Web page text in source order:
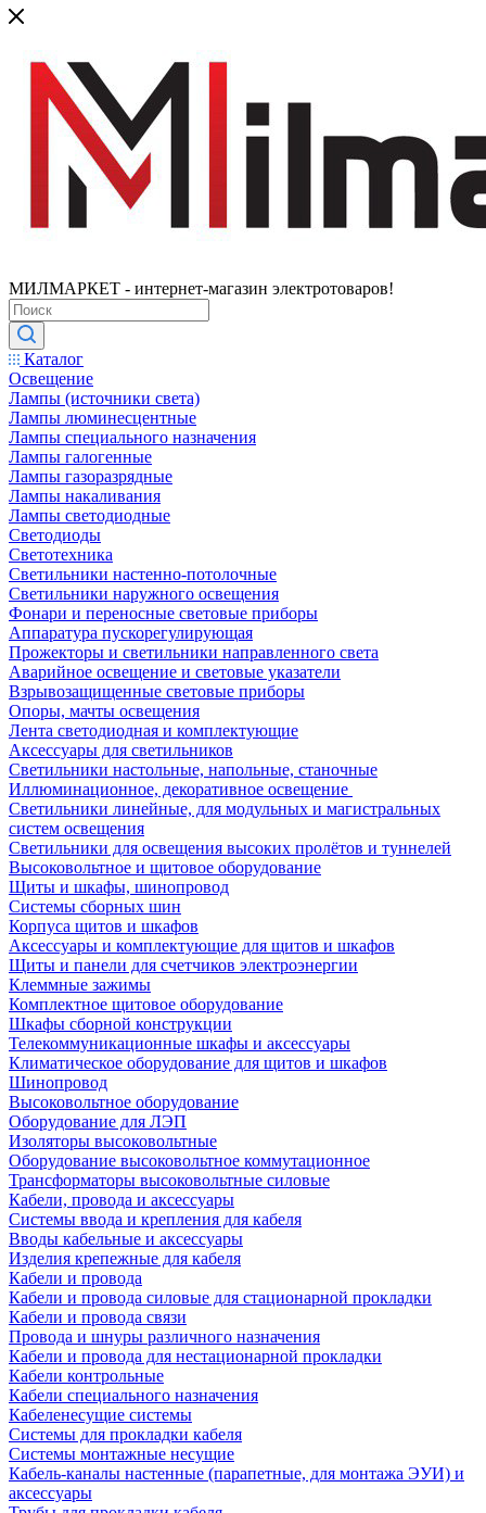
МИЛМАРКЕТ - интернет-магазин электротоваров!
Каталог
Освещение
Лампы (источники света)
Лампы люминесцентные
Лампы специального назначения
Лампы галогенные
Лампы газоразрядные
Лампы накаливания
Лампы светодиодные
Светодиоды
Светотехника
Светильники настенно-потолочные
Светильники наружного освещения
Фонари и переносные световые приборы
Аппаратура пускорегулирующая
Прожекторы и светильники направленного света
Аварийное освещение и световые указатели
Взрывозащищенные световые приборы
Опоры, мачты освещения
Лента светодиодная и комплектующие
Аксессуары для светильников
Светильники настольные, напольные, станочные
Иллюминационное, декоративное освещение
Светильники линейные, для модульных и магистральных
систем освещения
Светильники для освещения высоких пролётов и туннелей
Высоковольтное и щитовое оборудование
Щиты и шкафы, шинопровод
Системы сборных шин
Корпуса щитов и шкафов
Аксессуары и комплектующие для щитов и шкафов
Щиты и панели для счетчиков электроэнергии
Клеммные зажимы
Комплектное щитовое оборудование
Шкафы сборной конструкции
Телекоммуникационные шкафы и аксессуары
Климатическое оборудование для щитов и шкафов
Шинопровод
Высоковольтное оборудование
Оборудование для ЛЭП
Изоляторы высоковольтные
Оборудование высоковольтное коммутационное
Трансформаторы высоковольтные силовые
Кабели, провода и аксессуары
Системы ввода и крепления для кабеля
Вводы кабельные и аксессуары
Изделия крепежные для кабеля
Кабели и провода
Кабели и провода силовые для стационарной прокладки
Кабели и провода связи
Провода и шнуры различного назначения
Кабели и провода для нестационарной прокладки
Кабели контрольные
Кабели специального назначения
Кабеленесущие системы
Системы для прокладки кабеля
Системы монтажные несущие
Кабель-каналы настенные (парапетные, для монтажа ЭУИ) и
аксессуары